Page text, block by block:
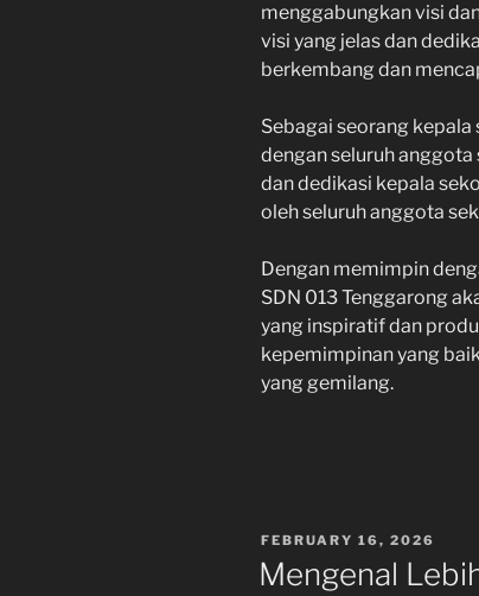
menggabungkan visi
visi yang jelas dan
berkembang dan
Sebagai seorang
dengan seluruh anggota
dan dedikasi kepala
oleh seluruh anggota
Dengan memimpin
SDN 013 Tenggarong
yang inspiratif dan
kepemimpinan yang
yang gemilang.
POSTED
ON
FEBRUARY 16, 2026
Mengenal